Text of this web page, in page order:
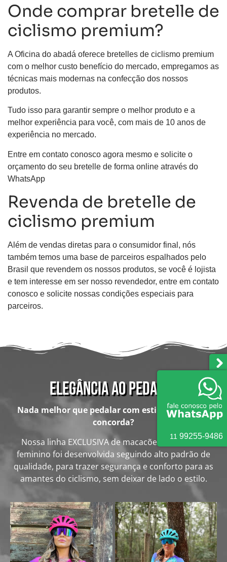
Onde comprar bretelle de
ciclismo premium?
A Oficina do abadá oferece bretelles de ciclismo premium
com o melhor custo benefício do mercado, empregamos as
técnicas mais modernas na confecção dos nossos
produtos.
Tudo isso para garantir sempre o melhor produto e a
melhor experiência para você, com mais de 10 anos de
experiência no mercado.
Entre em contato conosco agora mesmo e solicite o
orçamento do seu bretelle de forma online através do
WhatsApp
Revenda de bretelle de
ciclismo premium
Além de vendas diretas para o consumidor final, nós
também temos uma base de parceiros espalhados pelo
Brasil que revendem os nossos produtos, se você é lojista
e tem interesse em ser nosso revendedor, entre em contato
conosco e solicite nossas condições especiais para
parceiros.
Elegância ao pedalar
Nada melhor que pedalar com estilo e conforto,
concorda?
Nossa linha EXCLUSIVA de macacões de ciclismo
feminino foi desenvolvida seguindo alto padrão de
qualidade, para trazer segurança e conforto para as
amantes do ciclismo, sem deixar de lado o estilo.
11 99255-9486